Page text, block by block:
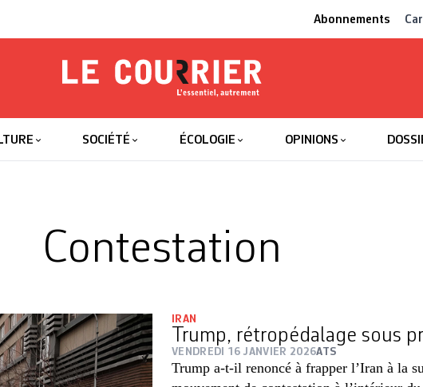
Abonnements
Le Courrier
SOCIÉTÉ ÉCOLOGIE OPINIONS
Contestation
IRAN
Trump, rétropédalage sous
VENDREDI 16 JANVIER 2026ATS
Trump a-t-il renoncé à frapper l’Iran à la